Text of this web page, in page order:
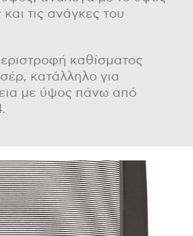
τις ανάγκες του
καθίσματος
κατάλληλο για
με ύψος πάνω από